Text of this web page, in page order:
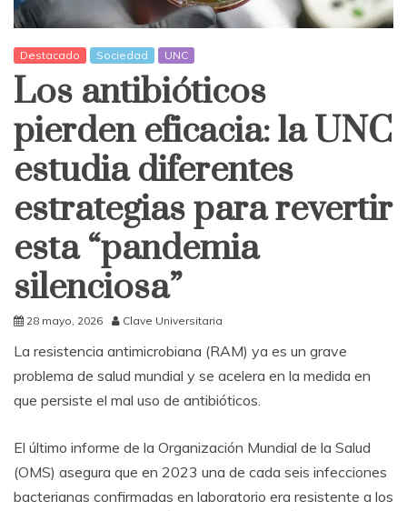
Destacado Sociedad UNC
Los antibióticos
pierden eficacia: la UNC
estudia diferentes
estrategias para revertir
esta “pandemia
silenciosa”
28 mayo, 2026 Clave Universitaria
La resistencia antimicrobiana (RAM) ya es un grave
problema de salud mundial y se acelera en la medida en
que persiste el mal uso de antibióticos.
El último informe de la Organización Mundial de la Salud
(OMS) asegura que en 2023 una de cada seis infecciones
bacterianas confirmadas en laboratorio era resistente a los